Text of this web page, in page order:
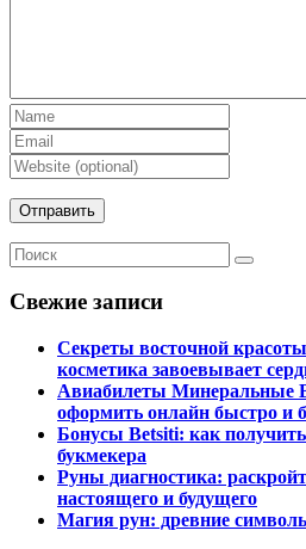
Свежие записи
Секреты восточной
косметика завоевывает
Авиабилеты
оформить онлайн быстро и
Бонусы Betsiti: как
букмекера
Руны диагностика:
настоящего и будущего
Магия рун: древние